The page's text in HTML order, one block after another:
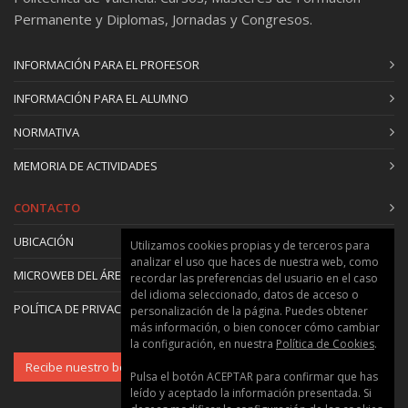
imágenes. Tiempos de vida de nanosegundos
Práctica 4. Medida de espectros de emisión,
adaptado a equipo de fluorescencia (Dr. Pedro E.
Atienzar, 3 horas)
tripletes (Dr. Francisco Boscá, 3 horas)
Francisco Boscá, 3 horas)
Práctica 7. Tratamiento de datos y
representación gráfica (Dr. Pedro E. Atienzar, 3
horas)
Práctica 8. Demostración de la técnica de
absorción transitoria en escala de
femtosegundos (Dr. Francisco Boscá, 0.5 horas)
Práctica 9. Tratamiento y representación gráfica
de datos reales obtenidos en las sesiones
Permanente y Diplomas, Jornadas y Congresos.
INFORMACIÓN PARA EL PROFESOR
INFORMACIÓN PARA EL ALUMNO
NORMATIVA
MEMORIA DE ACTIVIDADES
CONTACTO
UBICACIÓN
MICROWEB DEL ÁREA
POLÍTICA DE PRIVACIDAD Y COOKIES
Recibe nuestro boletín
Utilizamos cookies propias y de terceros para
analizar el uso que haces de nuestra web, como
recordar las preferencias del usuario en el caso
del idioma seleccionado, datos de acceso o
personalización de la página. Puedes obtener
más información, o bien conocer cómo cambiar
la configuración, en nuestra Política de Cookies.
Pulsa el botón ACEPTAR para confirmar que has
leído y aceptado la información presentada. Si